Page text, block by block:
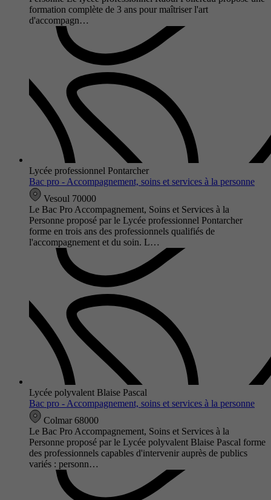
formation complète de 3 ans pour maîtriser l'art
d'accompagn…
Lycée professionnel Pontarcher
Bac pro - Accompagnement, soins et services à la personne
Vesoul 70000
Le Bac Pro Accompagnement, Soins et Services à la
Personne proposé par le Lycée professionnel Pontarcher
forme en trois ans des professionnels qualifiés de
l'accompagnement et du soin. L…
Lycée polyvalent Blaise Pascal
Bac pro - Accompagnement, soins et services à la personne
Colmar 68000
Le Bac Pro Accompagnement, Soins et Services à la
Personne proposé par le Lycée polyvalent Blaise Pascal forme
des professionnels capables d'intervenir auprès de publics
variés : personn…